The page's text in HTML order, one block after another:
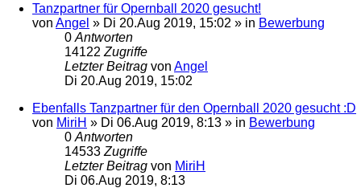
Tanzpartner für Opernball 2020 gesucht!
von Angel » Di 20.Aug 2019, 15:02 » in Bewerbung
0 Antworten
14122 Zugriffe
Letzter Beitrag von Angel
Di 20.Aug 2019, 15:02
Ebenfalls Tanzpartner für den Opernball 2020 gesucht :D
von MiriH » Di 06.Aug 2019, 8:13 » in Bewerbung
0 Antworten
14533 Zugriffe
Letzter Beitrag von MiriH
Di 06.Aug 2019, 8:13